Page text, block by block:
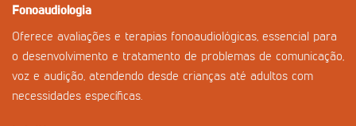
Fonoaudiologia
Oferece avaliações e terapias fonoaudiológicas, essencial para
o desenvolvimento e tratamento de problemas de comunicação,
voz e audição, atendendo desde crianças até adultos com
necessidades específicas.